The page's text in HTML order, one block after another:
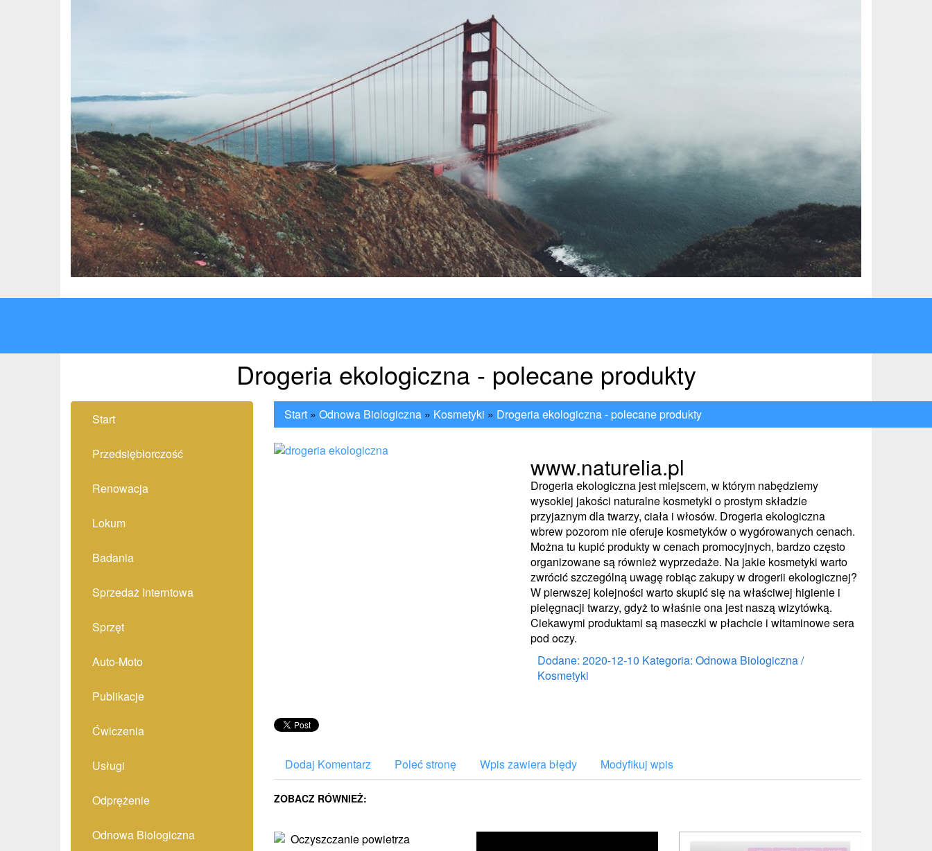
Drogeria ekologiczna - polecane produkty
Start
Przedsiębiorczość
Renowacja
Lokum
Badania
Sprzedaż Interntowa
Sprzęt
Auto-Moto
Publikacje
Ćwiczenia
Usługi
Odprężenie
Odnowa Biologiczna
Start» Odnowa Biologiczna» Kosmetyki » Drogeria ekologiczna - polecane produkty
www.naturelia.pl
Drogeria ekologiczna jest miejscem, w którym nabędziemy
wysokiej jakości naturalne kosmetyki o prostym składzie
przyjaznym dla twarzy, ciała i włosów. Drogeria ekologiczna
wbrew pozorom nie oferuje kosmetyków o wygórowanych cenach.
Można tu kupić produkty w cenach promocyjnych, bardzo często
organizowane są również wyprzedaże. Na jakie kosmetyki warto
zwrócić szczególną uwagę robiąc zakupy w drogerii ekologicznej?
W pierwszej kolejności warto skupić się na właściwej higienie i
pielęgnacji twarzy, gdyż to właśnie ona jest naszą wizytówką.
Ciekawymi produktami są maseczki w płachcie i witaminowe sera
pod oczy.
Dodane: 2020-12-10 Kategoria: Odnowa Biologiczna /
Kosmetyki
Dodaj Komentarz Poleć stronę Wpis zawiera błędy Modyfikuj wpis
ZOBACZ RÓWNIEŻ: